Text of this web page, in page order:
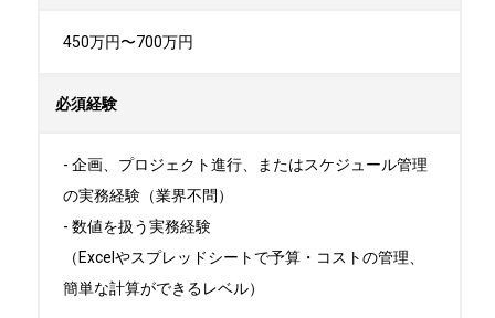
450万円〜700万円
必須経験
- 企画、プロジェクト進行、またはスケジュール管理
の実務経験（業界不問）
- 数値を扱う実務経験
（Excelやスプレッドシートで予算・コストの管理、
簡単な計算ができるレベル）